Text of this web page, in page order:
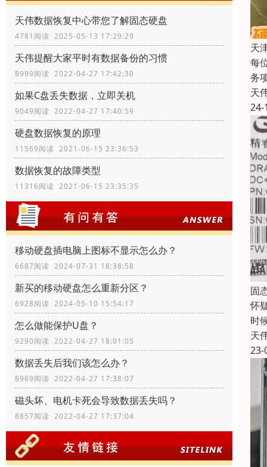
天伟数据恢复中心带您了解固态硬盘
4781阅读 2025-05-13 17:29:29
天伟提醒大家平时有数据备份的习惯
8999阅读 2022-04-27 17:42:30
如果C盘丢失数据，立即关机
9049阅读 2022-04-27 17:40:59
硬盘数据恢复的原理
11569阅读 2021-06-15 23:36:53
数据恢复的故障类型
11316阅读 2021-06-15 23:35:35
移动硬盘插电脑上图标不显示怎么办？
6687阅读 2024-07-31 18:38:58
新买的移动硬盘怎么重新分区？
6928阅读 2024-05-10 15:54:17
怎么做能保护U盘？
9290阅读 2022-04-27 18:01:05
数据丢失后我们该怎么办？
8969阅读 2022-04-27 17:38:07
磁头坏、电机卡死会导致数据丢失吗？
8857阅读 2022-04-27 17:37:04
天
每
务
天
24-
固
怀
时
天
23-